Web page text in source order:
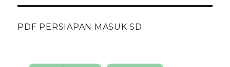
PDF PERSIAPAN MASUK SD